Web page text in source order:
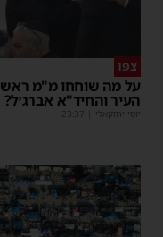
צפו
על מה שוחחו מ"מ ראש
העיר והחיד"א אברג׳ל?
יוסי יחזקאלי 23:37